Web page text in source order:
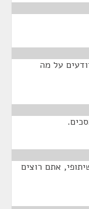
על מה
אתם רוצים